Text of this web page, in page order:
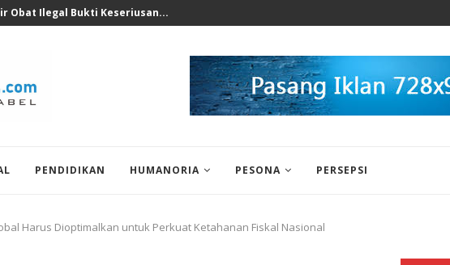
Ekonomi 2026 Bukan Untuk...
PENDIDIKAN HUMANORIA PESONA PERSEPSI
Harus Dioptimalkan untuk Perkuat Ketahanan Fiskal Nasional